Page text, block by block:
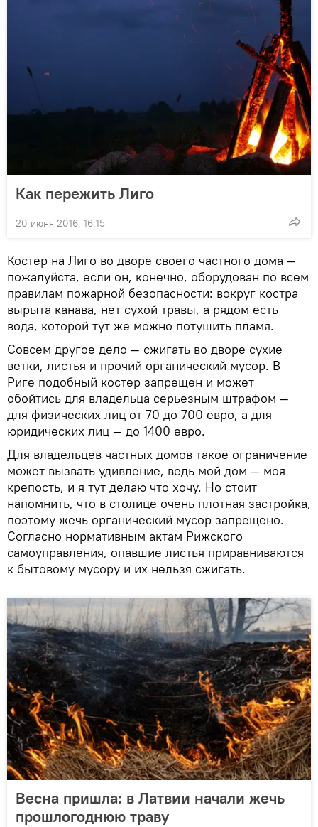
Как пережить Лиго
20 июня 2016, 16:15
Костер на Лиго во дворе своего частного дома —
пожалуйста, если он, конечно, оборудован по всем
правилам пожарной безопасности: вокруг костра
вырыта канава, нет сухой травы, а рядом есть
вода, которой тут же можно потушить пламя.
Совсем другое дело — сжигать во дворе сухие
ветки, листья и прочий органический мусор. В
Риге подобный костер запрещен и может
обойтись для владельца серьезным штрафом —
для физических лиц от 70 до 700 евро, а для
юридических лиц — до 1400 евро.
Для владельцев частных домов такое ограничение
может вызвать удивление, ведь мой дом — моя
крепость, и я тут делаю что хочу. Но стоит
напомнить, что в столице очень плотная застройка,
поэтому жечь органический мусор запрещено.
Согласно нормативным актам Рижского
самоуправления, опавшие листья приравниваются
к бытовому мусору и их нельзя сжигать.
Весна пришла: в Латвии начали жечь
прошлогоднюю траву